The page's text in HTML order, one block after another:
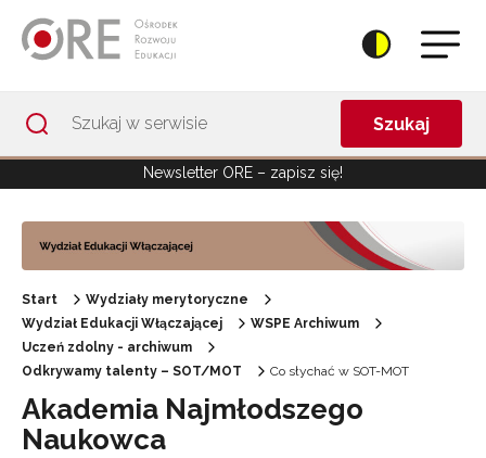
Szukaj
Newsletter ORE – zapisz się!
Start
Wydziały merytoryczne
Wydział Edukacji Włączającej
WSPE Archiwum
Uczeń zdolny - archiwum
Odkrywamy talenty – SOT/MOT
Co słychać w SOT-MOT
Akademia Najmłodszego
Naukowca